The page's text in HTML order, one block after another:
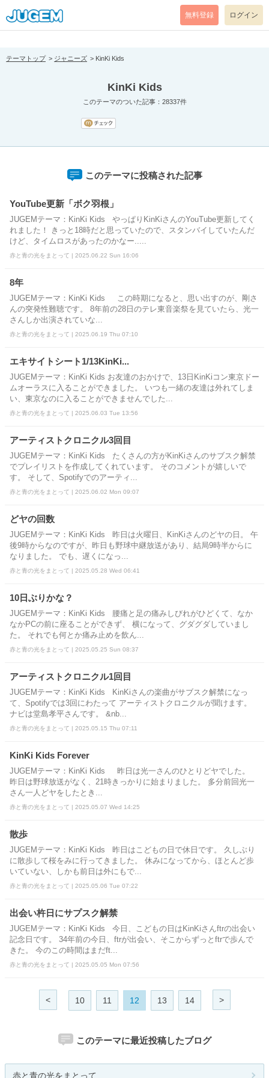
[pear_error: message="Success" code=0 mode=return level=notice
prefix="" info=""]
無料登録 ログイン
テーマトップ ジャニーズ KinKi Kids
KinKi Kids
このテーマのついた記事：28337件
このテーマに投稿された記事
YouTube更新「ボク羽根」
JUGEMテーマ：KinKi Kids やっぱりKinKiさんのYouTube更新してく
れました！ きっと18時だと思っていたので、スタンバイしていたんだ
けど、タイムロスがあったのかなー.....
赤と青の光をまとって | 2025.06.22 Sun 16:06
8年
JUGEMテーマ：KinKi Kids この時期になると、思い出すのが、剛さ
んの突発性難聴です。 8年前の28日のテレ東音楽祭を見ていたら、光一
さんしか出演されていな...
赤と青の光をまとって | 2025.06.19 Thu 07:10
エキサイトシート1/13KinKi...
JUGEMテーマ：KinKi Kids お友達のおかけで、13日KinKiコン東京ドー
ムオーラスに入ることができました。 いつも一緒の友達は外れてしま
い、東京なのに入ることができませんでした...
赤と青の光をまとって | 2025.06.03 Tue 13:56
アーティストクロニクル3回目
JUGEMテーマ：KinKi Kids たくさんの方がKinKiさんのサブスク解禁
でプレイリストを作成してくれています。 そのコメントが嬉しいで
す。 そして、Spotifyでのアーティ...
赤と青の光をまとって | 2025.06.02 Mon 09:07
どヤの回数
JUGEMテーマ：KinKi Kids 昨日は火曜日、KinKiさんのどヤの日。 午
後9時からなのですが、昨日も野球中継放送があり、結局9時半からに
なりました。 でも、遅くになっ...
赤と青の光をまとって | 2025.05.28 Wed 06:41
10日ぶりかな？
JUGEMテーマ：KinKi Kids 腰痛と足の痛みしびれがひどくて、なか
なかPCの前に座ることができず、 横になって、グダグダしていまし
た。 それでも何とか痛み止めを飲ん...
赤と青の光をまとって | 2025.05.25 Sun 08:37
アーティストクロニクル1回目
JUGEMテーマ：KinKi Kids KinKiさんの楽曲がサブスク解禁になっ
て、Spotifyでは3回にわたって アーティストクロニクルが聞けます。
ナビは堂島孝平さんです。 &nb...
赤と青の光をまとって | 2025.05.15 Thu 07:11
KinKi Kids Forever
JUGEMテーマ：KinKi Kids 昨日は光一さんのひとりどヤでした。
昨日は野球放送がなく、21時きっかりに始まりました。 多分前回光一
さん一人どヤをしたとき...
赤と青の光をまとって | 2025.05.07 Wed 14:25
散歩
JUGEMテーマ：KinKi Kids 昨日はこどもの日で休日です。 久しぶり
に散歩して桜をみに行ってきました。 休みになってから、ほとんど歩
いていない、しかも前日は外にもで...
赤と青の光をまとって | 2025.05.06 Tue 07:22
出会い杵日にサプスク解禁
JUGEMテーマ：KinKi Kids 今日、こどもの日はKinKiさんftrの出会い
記念日です。 34年前の今日、ftrが出会い、そこからずっとftrで歩んで
きた。 今のこの時間はまだft...
赤と青の光をまとって | 2025.05.05 Mon 07:56
< 10 11 12 13 14 >
このテーマに最近投稿したブログ
赤と青の光をまとって